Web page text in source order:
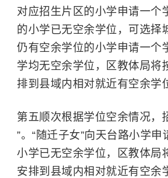
对应招生片区的小学申请一个
的小学已无空余学位，可选择
仍有空余学位的小学申请一个
学均无空余学位，区教体局将
排到县域内相对就近有空余学
第五顺次根据学位空余情况，
”。“随迁子女”向天台路小学
小学已无空余学位，区教体局
安排到县域内相对就近有空余